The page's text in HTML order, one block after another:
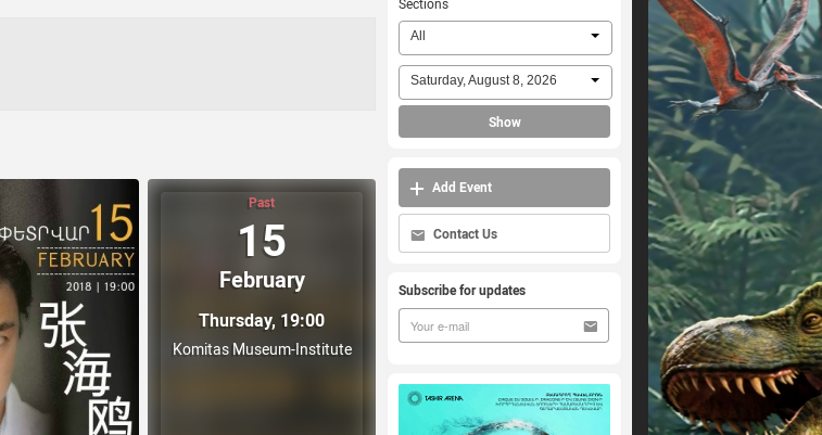
Past
15
February
Thursday, 19:00
Komitas Museum-Institute
Sections
All
Saturday, August 8, 2026
Show
Add Event
Contact Us
Subscribe for updates